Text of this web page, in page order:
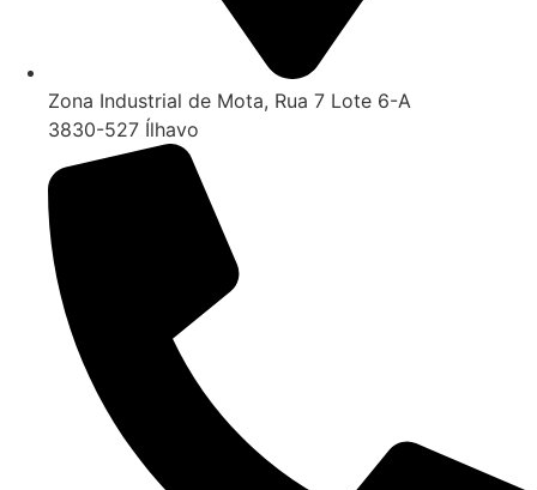
Zona Industrial de Mota, Rua 7 Lote 6-A
3830-527 Ílhavo